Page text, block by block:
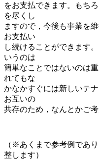
をお支払できます。もち
を尽くし
ますので，今後も事業を
お支払い
し続けることができます
いうのは
簡単なことではないのは
れてもな
かなかすぐには新しいテ
お互いの
共存のため，なんとかご
（※あくまで参考例であ
整します）